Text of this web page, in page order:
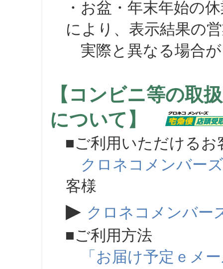
・お盆・年末年始の
により、表示結果の
実際と異なる場合が
【コンビニ等の取
について】
■ご利用いただけるお
クロネコメンバーズ
客様
▶ クロネコメンバー
■ご利用方法
「お届け予定ｅメ